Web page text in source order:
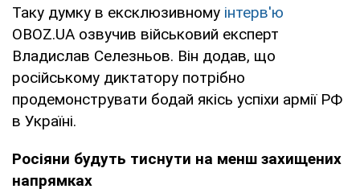
Таку думку в ексклюзивному інтерв'ю
OBOZ.UA озвучив військовий експерт
Владислав Селезньов. Він додав, що
російському диктатору потрібно
продемонструвати бодай якісь успіхи армії РФ
в Україні.
Росіяни будуть тиснути на менш захищених
напрямках